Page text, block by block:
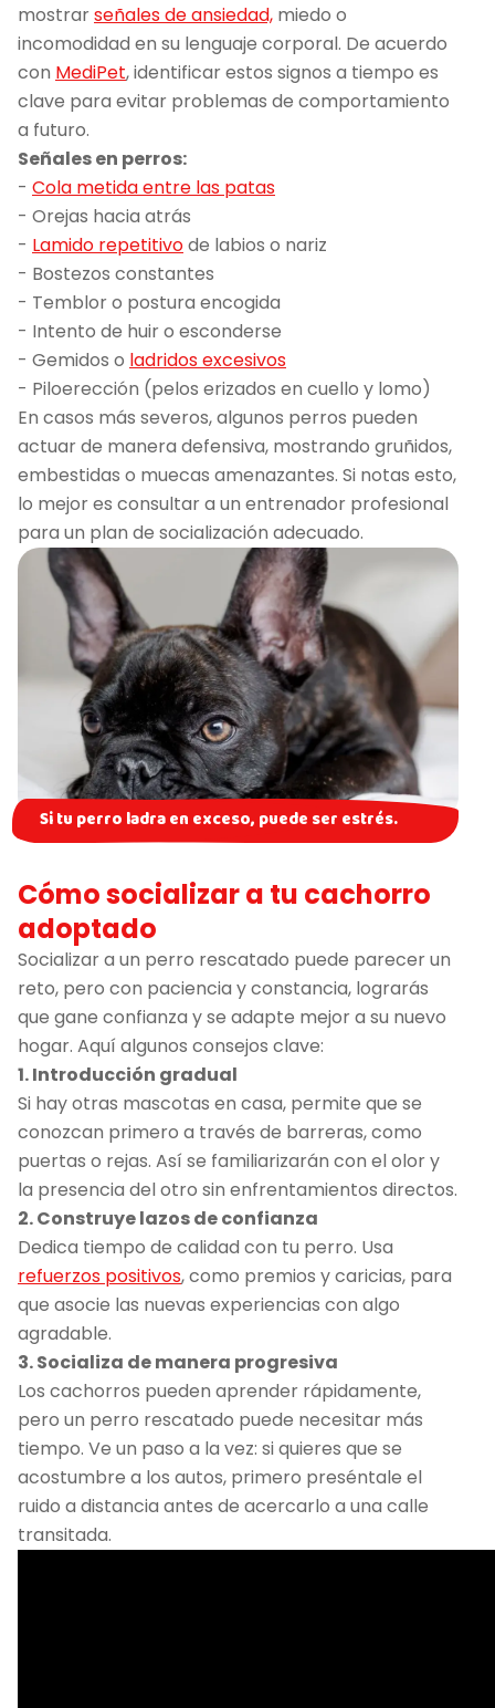
mostrarseñales de ansiedad, miedo o
incomodidad en su lenguaje corporal. De acuerdo
con MediPet, identificar estos signos a tiempo es
clave para evitar problemas de comportamiento
a futuro.
Señales en perros:
- Cola metida entre las patas
- Orejas hacia atrás
- Lamido repetitivode labios o nariz
- Bostezos constantes
- Temblor o postura encogida
- Intento de huir o esconderse
- Gemidos o ladridos excesivos
- Piloerección (pelos erizados en cuello y lomo)
En casos más severos, algunos perros pueden
actuar de manera defensiva, mostrando gruñidos,
embestidas o muecas amenazantes. Si notas esto,
lo mejor es consultar a un entrenador profesional
para un plan de socialización adecuado.
Si tu perro ladra en exceso, puede ser estrés.
Cómo socializar a tu cachorro
adoptado
Socializar a un perro rescatado puede parecer un
reto, pero con paciencia y constancia, lograrás
que gane confianza y se adapte mejor a su nuevo
hogar. Aquí algunos consejos clave:
1. Introducción gradual
Si hay otras mascotas en casa, permite que se
conozcan primero a través de barreras, como
puertas o rejas. Así se familiarizarán con el olor y
la presencia del otro sin enfrentamientos directos.
2. Construye lazos de confianza
Dedica tiempo de calidad con tu perro. Usa
refuerzos positivos, como premios y caricias, para
que asocie las nuevas experiencias con algo
agradable.
3. Socializa de manera progresiva
Los cachorros pueden aprender rápidamente,
pero un perro rescatado puede necesitar más
tiempo. Ve un paso a la vez: si quieres que se
acostumbre a los autos, primero preséntale el
ruido a distancia antes de acercarlo a una calle
transitada.